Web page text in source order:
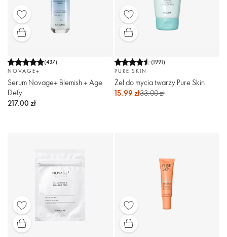
(437)
NOVAGE+
Serum Novage+ Blemish + Age
Defy
217,00 zł
(1991)
PURE SKIN
Żel do mycia twarzy Pure Skin
15,99 zł33,00 zł